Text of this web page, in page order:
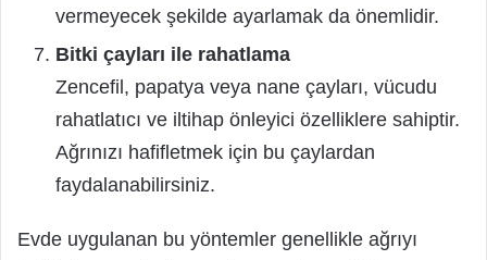
vermeyecek şekilde ayarlamak da önemlidir.
Bitki çayları ile rahatlama
Zencefil, papatya veya nane çayları, vücudu
rahatlatıcı ve iltihap önleyici özelliklere sahiptir.
Ağrınızı hafifletmek için bu çaylardan
faydalanabilirsiniz.
Evde uygulanan bu yöntemler genellikle ağrıyı